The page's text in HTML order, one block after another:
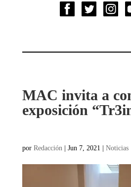
MAC invita a
exposición
por Redacción | Jun 7, 2021 | Noticias